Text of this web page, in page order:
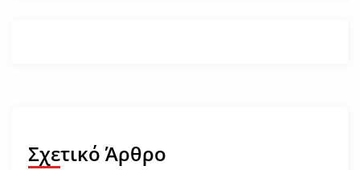
Σχετικό Άρθρο